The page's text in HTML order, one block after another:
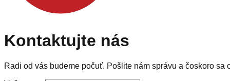
Kontaktujte nás
Radi od vás budeme počuť. Pošlite nám správu a čoskoro sa